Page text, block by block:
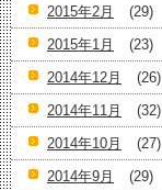
2015年2月
(29)
2015年1月
(23)
2014年12月
(26)
2014年11月
(32)
2014年10月
(27)
2014年9月
(29)